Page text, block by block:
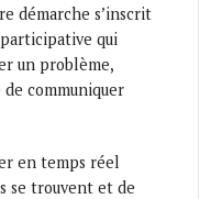
démarche s’inscrit
qui
un problème,
communiquer
en temps réel
se trouvent et de